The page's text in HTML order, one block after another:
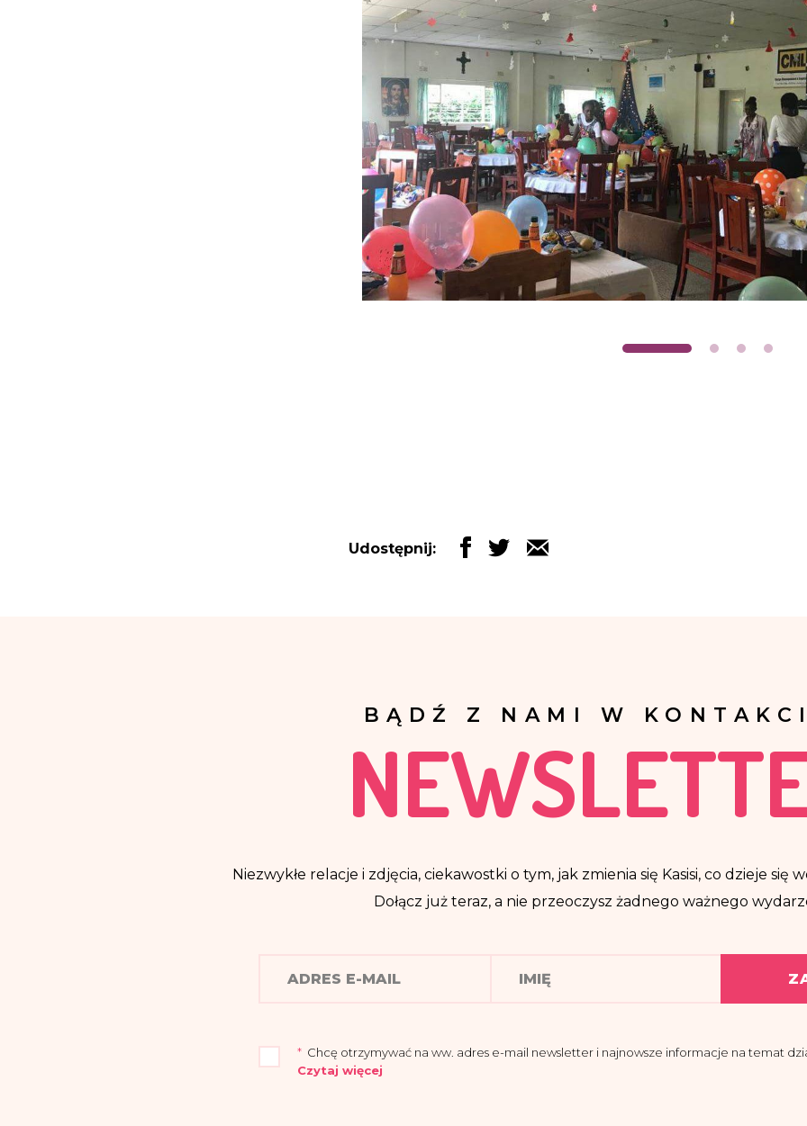
Udostępnij:
BĄDŹ Z NAMI W
Niezwykłe relacje i zdjęcia, ciekawostki o tym, jak zmienia się Kasisi, co dzieje się
Dołącz już teraz, a nie przeoczysz żadnego ważnego
* Chcę otrzymywać na ww. adres e-mail newsletter i najnowsze informacje na temat
Czytaj więcej